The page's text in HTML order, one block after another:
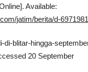
Available:
jatim/berita/d-
di-blitar-hingga-
20 September